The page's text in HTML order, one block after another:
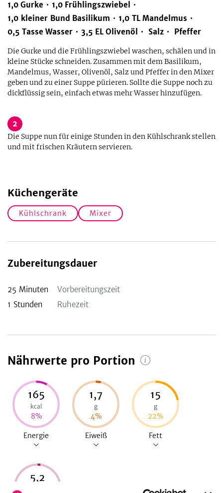
1,0 Gurke 1,0 Frühlingszwiebel
1,0 kleiner Bund Basilikum 1,0 TL Mandelmus
0,5 Tasse Wasser 3,5 EL Olivenöl Salz Pfeffer
Die Gurke und die Frühlingszwiebel waschen, schälen und in
kleine Stücke schneiden. Zusammen mit dem Basilikum,
Mandelmus, Wasser, Olivenöl, Salz und Pfeffer in den Mixer
geben und zu einer Suppe pürieren. Sollte die Suppe noch zu
dickflüssig sein, einfach etwas mehr Wasser hinzufügen.
2
Die Suppe nun für einige Stunden in den Kühlschrank stellen
und mit frischen Kräutern servieren.
Küchengeräte
Kühlschrank Mixer
Zubereitungsdauer
25 Minuten
Vorbereitungszeit
1 Stunden Ruhezeit
Nährwerte pro Portion
165
kcal
8%
Energie
1,7
g
4%
Eiweiß
15
g
22%
Fett
5,2